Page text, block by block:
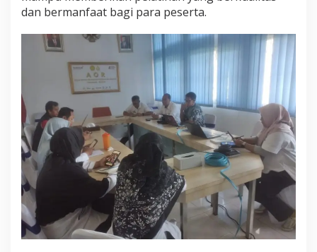
dan bermanfaat bagi para peserta.